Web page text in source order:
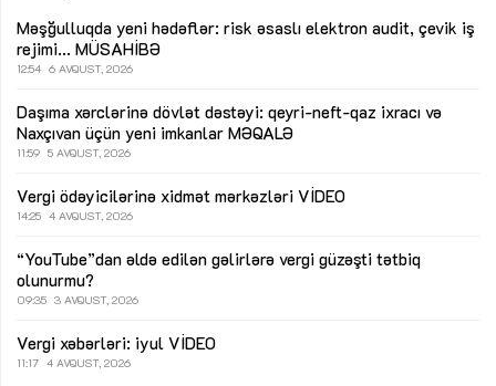
Məşğulluqda yeni hədəflər: risk əsaslı elektron audit, çevik iş
rejimi... MÜSAHİBƏ
12:54 6 AVQUST, 2026
Daşıma xərclərinə dövlət dəstəyi: qeyri-neft-qaz ixracı və
Naxçıvan üçün yeni imkanlar MƏQALƏ
11:59 5 AVQUST, 2026
Vergi ödəyicilərinə xidmət mərkəzləri VİDEO
14:25 4 AVQUST, 2026
“YouTube”dan əldə edilən gəlirlərə vergi güzəşti tətbiq
olunurmu?
09:35 3 AVQUST, 2026
Vergi xəbərləri: iyul VİDEO
11:17 4 AVQUST, 2026